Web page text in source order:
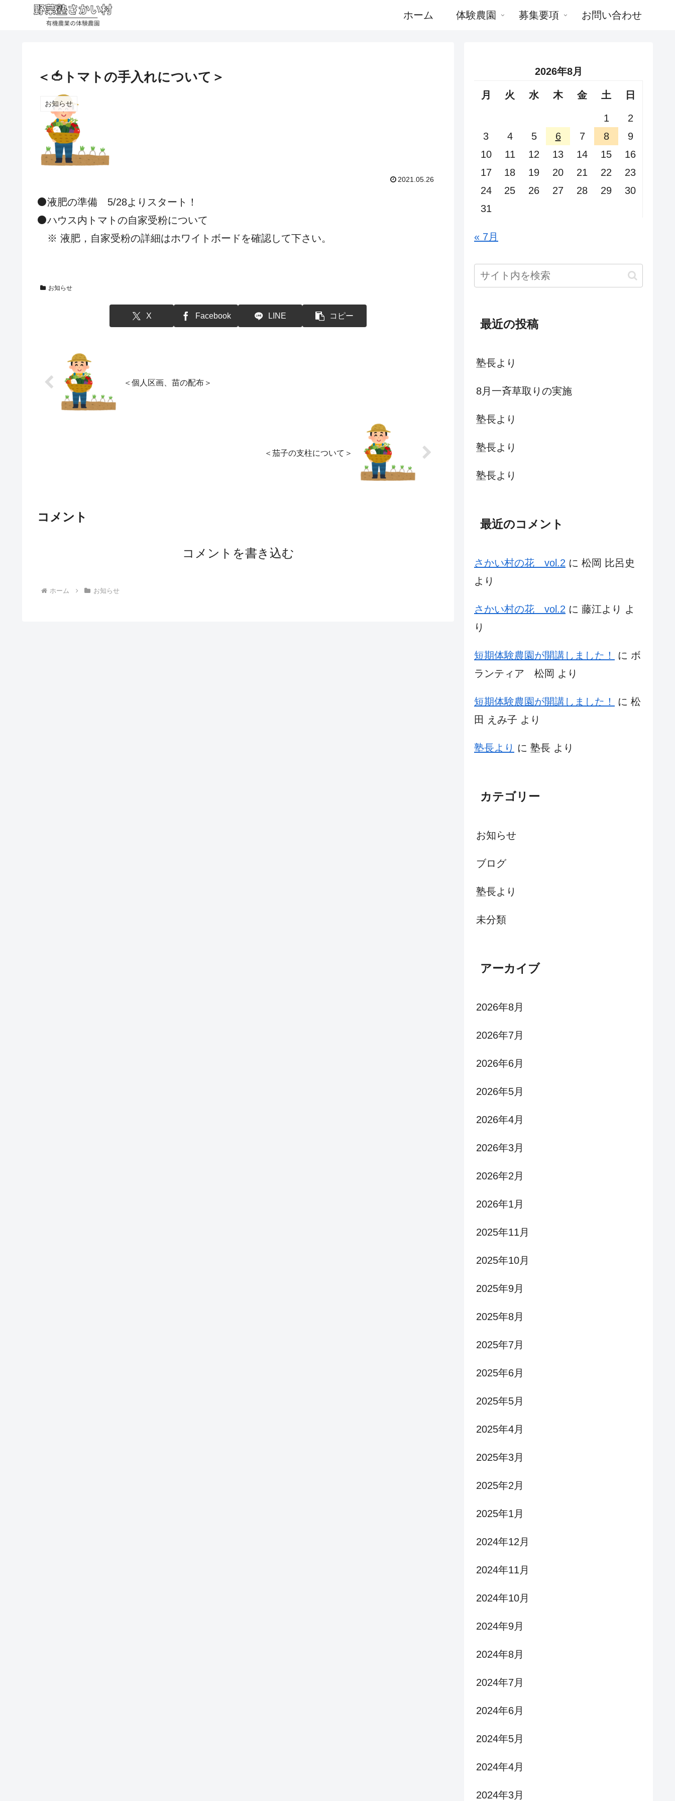
ホーム 体験農園 募集要項 お問い合わせ
＜🍅トマトの手入れについて＞
お知らせ
2021.05.26
⚫️液肥の準備 5/28よりスタート！
⚫️ハウス内トマトの自家受粉について
※ 液肥，自家受粉の詳細はホワイトボードを確認して下さい。
お知らせ
X Facebook LINE コピー
＜個人区画、苗の配布＞
＜茄子の支柱について＞
コメント
コメントを書き込む
ホーム お知らせ
2026年8月
月 火 水 木 金 土 日
1
2
3
4 5 6 7 8
9
10
11 12 13 14 15
16
17
18 19 20 21 22
23
24
25 26 27 28 29
30
31
« 7月
最近の投稿
塾長より
8月一斉草取りの実施
塾長より
塾長より
塾長より
最近のコメント
さかい村の花 vol.2 に 松岡 比呂史
より
さかい村の花 vol.2 に 藤江より
よ
り
短期体験農園が開講しました！ に ボ
ランティア 松岡 より
短期体験農園が開講しました！ に 松
田 えみ子 より
塾長より に 塾長 より
カテゴリー
お知らせ
ブログ
塾長より
未分類
アーカイブ
2026年8月
2026年7月
2026年6月
2026年5月
2026年4月
2026年3月
2026年2月
2026年1月
2025年11月
2025年10月
2025年9月
2025年8月
2025年7月
2025年6月
2025年5月
2025年4月
2025年3月
2025年2月
2025年1月
2024年12月
2024年11月
2024年10月
2024年9月
2024年8月
2024年7月
2024年6月
2024年5月
2024年4月
2024年3月